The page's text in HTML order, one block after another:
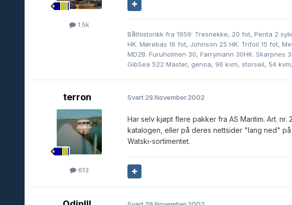
1.5k
Båthistorikk fra 1959: Tresnekke, 20 fot, Penta 2
HK. Mørebas 16 fot, Johnson 25 HK. Trifoil 15 fot,
MD2B. Furuholmen 30, Farrymann 30HK. Skarpnes
GibSea 522 Master, genoa, 96 kvm, storseil, 54
terron
613
Svart 29.November.2002
Har selv kjøpt flere pakker fra AS Maritim. Art.
katalogen, eller på deres nettsider "lang ned"
Watski-sortimentet.